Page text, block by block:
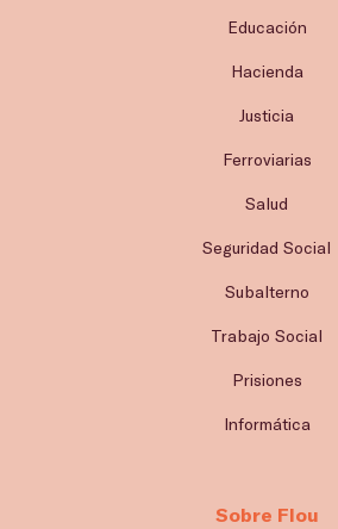
Educación
Hacienda
Justicia
Ferroviarias
Salud
Seguridad Social
Subalterno
Trabajo Social
Prisiones
Informática
Sobre Flou